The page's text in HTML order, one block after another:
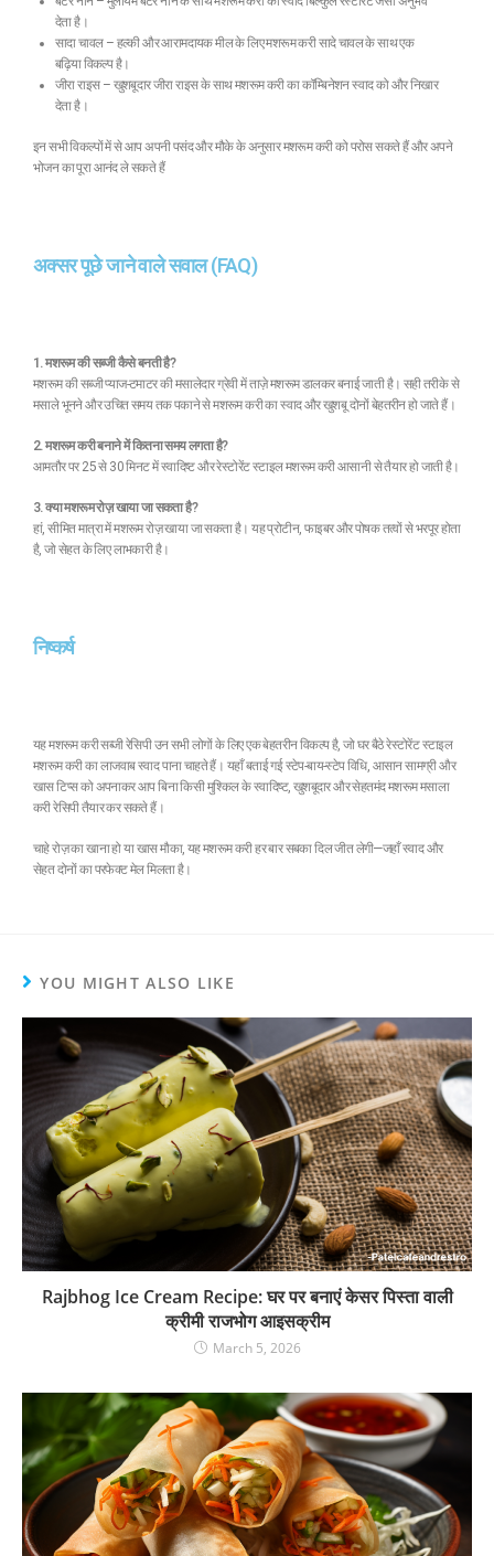
देता है।
सादा चावल – हल्की और आरामदायक मील के लिए मशरूम करी सादे चावल के साथ एक
बढ़िया विकल्प है।
जीरा राइस – खुशबूदार जीरा राइस के साथ मशरूम करी का कॉम्बिनेशन स्वाद को और निखार
देता है।
इन सभी विकल्पों में से आप अपनी पसंद और मौके के अनुसार मशरूम करी को परोस सकते हैं और अपने
भोजन का पूरा आनंद ले सकते हैं
अक्सर पूछे जाने वाले सवाल (FAQ)
1. मशरूम की सब्जी कैसे बनती है?
मशरूम की सब्जी प्याज-टमाटर की मसालेदार ग्रेवी में ताज़े मशरूम डालकर बनाई जाती है। सही तरीके से
मसाले भूनने और उचित समय तक पकाने से मशरूम करी का स्वाद और खुशबू दोनों बेहतरीन हो जाते हैं।
2. मशरूम करी बनाने में कितना समय लगता है?
आमतौर पर 25 से 30 मिनट में स्वादिष्ट और रेस्टोरेंट स्टाइल मशरूम करी आसानी से तैयार हो जाती है।
3. क्या मशरूम रोज़ खाया जा सकता है?
हां, सीमित मात्रा में मशरूम रोज़ खाया जा सकता है। यह प्रोटीन, फाइबर और पोषक तत्वों से भरपूर होता
है, जो सेहत के लिए लाभकारी है।
निष्कर्ष
यह मशरूम करी सब्जी रेसिपी उन सभी लोगों के लिए एक बेहतरीन विकल्प है, जो घर बैठे रेस्टोरेंट स्टाइल
मशरूम करी का लाजवाब स्वाद पाना चाहते हैं। यहाँ बताई गई स्टेप-बाय-स्टेप विधि, आसान सामग्री और
खास टिप्स को अपनाकर आप बिना किसी मुश्किल के स्वादिष्ट, खुशबूदार और सेहतमंद मशरूम मसाला
करी रेसिपी तैयार कर सकते हैं।
चाहे रोज़ का खाना हो या खास मौका, यह मशरूम करी हर बार सबका दिल जीत लेगी—जहाँ स्वाद और
सेहत दोनों का परफेक्ट मेल मिलता है।
YOU MIGHT ALSO LIKE
Rajbhog Ice Cream Recipe: घर पर बनाएं केसर पिस्ता वाली
क्रीमी राजभोग आइसक्रीम
March 5, 2026